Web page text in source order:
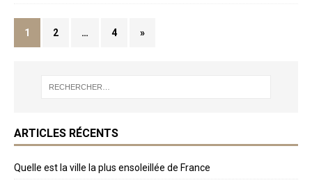
1 2 … 4 »
ARTICLES RÉCENTS
Quelle est la ville la plus ensoleillée de France